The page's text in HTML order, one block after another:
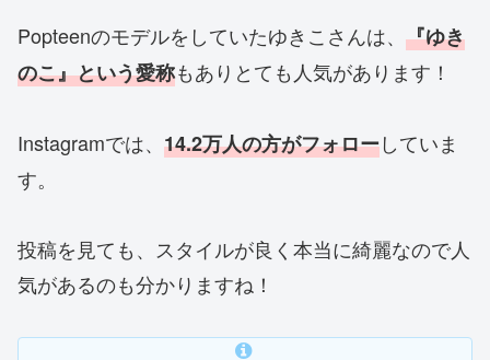
Popteenのモデルをしていたゆきこさんは、 『ゆき
のこ』という愛称もありとても人気があります！
Instagramでは、 14.2万人の方がフォローしていま
す。
投稿を見ても、スタイルが良く本当に綺麗なので人
気があるのも分かりますね！